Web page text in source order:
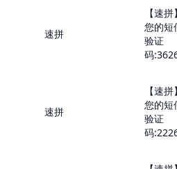
速拼
【速拼】
您的短
验证
码
速拼
【速拼】
您的短
验证
码